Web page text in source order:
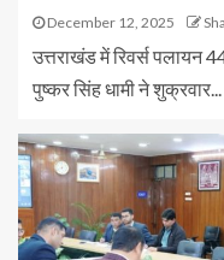
December 12, 2025
उत्तराखंड में रिवर्स पलायन
पुष्कर सिंह धामी ने शुक्रवार...